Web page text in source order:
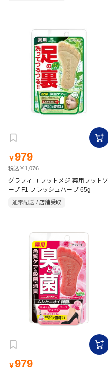
￥979
税込￥1,076
グラフィコ フットメジ 薬用フットソ
ープ F1 フレッシュハーブ 65g
通常配送 / 店舗受取
￥979